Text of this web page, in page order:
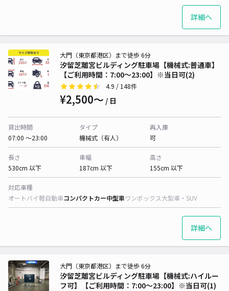
詳細へ
汐留芝離宮ビルディング駐車場【機械式:普通車】
【ご利用時間：7:00～23:00】※当日可(2)
大門（東京都港区）まで徒歩 6分
4.9 / 148件
¥2,500〜 / 日
貸出時間
07:00 〜23:00
タイプ
機械式（有人）
再入庫
可
長さ
530cm 以下
車幅
187cm 以下
高さ
155cm 以下
対応車種
オートバイ軽自動車コンパクトカー中型車ワンボックス大型車・SUV
詳細へ
汐留芝離宮ビルディング駐車場【機械式:ハイルー
フ可】【ご利用時間：7:00～23:00】※当日可(1)
大門（東京都港区）まで徒歩 6分